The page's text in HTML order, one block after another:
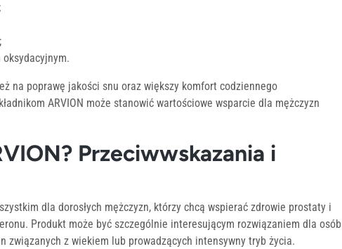
na poprawę jakości snu oraz większy komfort codziennego
ARVION może stanowić wartościowe wsparcie dla mężczyzn
Przeciwwskazania i
dla dorosłych mężczyzn, którzy chcą wspierać zdrowie prostaty i
Produkt może być szczególnie interesującym rozwiązaniem dla osób
związanych z wiekiem lub prowadzących intensywny tryb życia.